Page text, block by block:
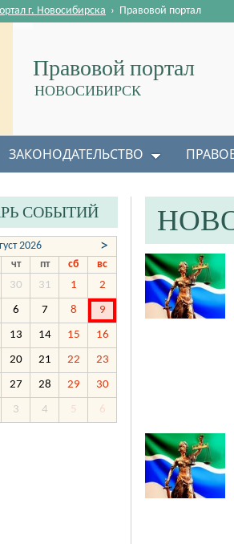
Правовой портал
НОВОСИБИРСК
г. Новосибирска › Правовой портал
ЗАКОНОДАТЕЛЬСТВО
СОБЫТИЙ
2026 >
чт пт сб
вс
30 31 1 2
6 7 8 9
13 14 15 16
20 21 22 23
27 28 29 30
3 4 5 6